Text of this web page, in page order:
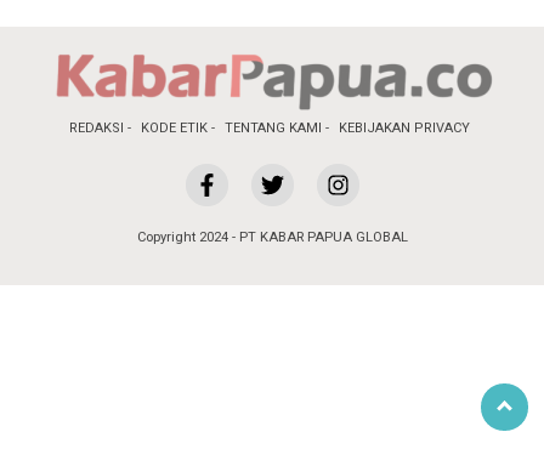
REDAKSI KODE ETIK TENTANG KAMI KEBIJAKAN PRIVACY
Copyright 2024 - PT KABAR PAPUA GLOBAL